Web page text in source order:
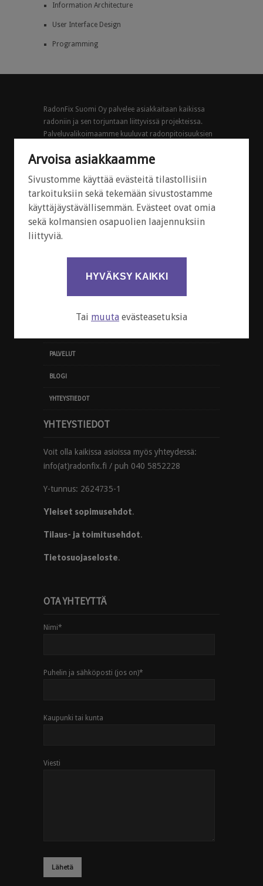
Information Architecture
User Interface Design
Programming
RadonFix Suomi Oy palvelee asiakkaitaan kaikissa
radoniin ja sen torjuntaan liittyvissä projekteissa.
Palveluvalikoimaamme kuuluvat radonpitoisuuksien
radonkorjausten suunnittelu ja toteutus. Toimimme
© 2025 RadonFix Suomi Oy
PIKAVALIKKO
PALVELUT
BLOGI
YHTEYSTIEDOT
YHTEYSTIEDOT
Voit olla kaikissa asioissa myös yhteydessä:
info(at)radonfix.fi / puh 040 5852228
Y-tunnus: 2624735-1
Yleiset sopimusehdot.
Tilaus- ja toimitusehdot.
Tietosuojaseloste.
OTA YHTEYTTÄ
Nimi*
Puhelin ja sähköposti (jos on)*
Kaupunki tai kunta
Viesti
Arvoisa asiakkaamme
Sivustomme käyttää evästeitä tilastollisiin
tarkoituksiin sekä tekemään sivustostamme
käyttäjäystävällisemmän. Evästeet ovat omia
sekä kolmansien osapuolien laajennuksiin
liittyviä.
HYVÄKSY KAIKKI
Tai muuta evästeasetuksia